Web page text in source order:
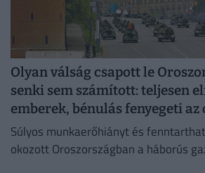
Olyan válság csapott le
senki sem számított: teljesen
emberek, bénulás fenyegeti az
Súlyos munkaerőhiányt és
okozott Oroszországban a háborús